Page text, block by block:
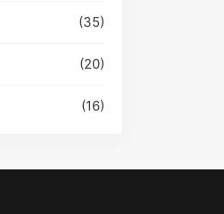
(35)
(20)
(16)